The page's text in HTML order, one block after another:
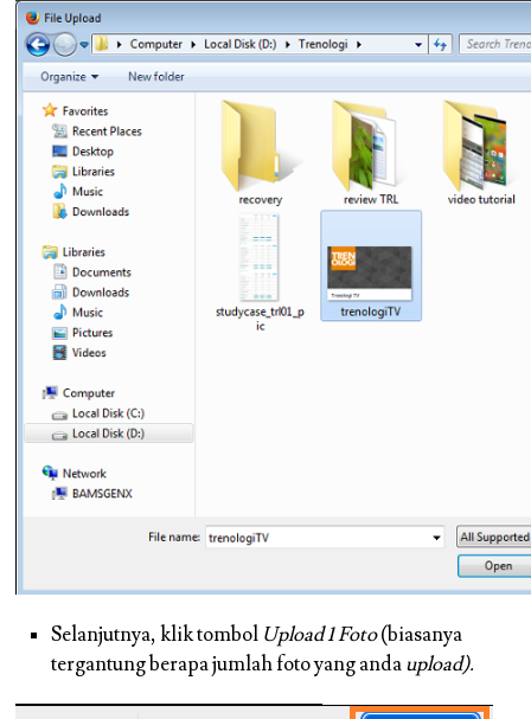
Selanjutnya, klik tombol Upload 1 Foto(biasanya
tergantung berapa jumlah foto yang andaupload).